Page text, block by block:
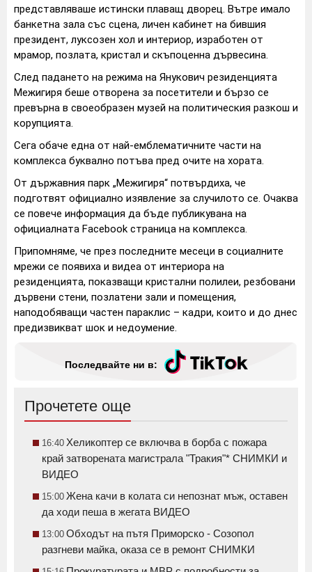
представляваше истински плаващ дворец. Вътре имало
банкетна зала със сцена, личен кабинет на бившия
президент, луксозен хол и интериор, изработен от
мрамор, позлата, кристал и скъпоценна дървесина.
След падането на режима на Янукович резиденцията
Межигиря беше отворена за посетители и бързо се
превърна в своеобразен музей на политическия разкош и
корупцията.
Сега обаче една от най-емблематичните части на
комплекса буквално потъва пред очите на хората.
От държавния парк „Межигиря“ потвърдиха, че
подготвят официално изявление за случилото се. Очаква
се повече информация да бъде публикувана на
официалната Facebook страница на комплекса.
Припомняме, че през последните месеци в социалните
мрежи се появиха и видеа от интериора на
резиденцията, показващи кристални полилеи, резбовани
дървени стени, позлатени зали и помещения,
наподобяващи частен параклис – кадри, които и до днес
предизвикват шок и недоумение.
Последвайте ни в:
Прочетете още
16:40 Хеликоптер се включва в борба с пожара
край затворената магистрала "Тракия"* СНИМКИ и
ВИДЕО
15:00 Жена качи в колата си непознат мъж, оставен
да ходи пеша в жегата ВИДЕО
13:00 Обходът на пътя Приморско - Созопол
разгневи майка, оказа се в ремонт СНИМКИ